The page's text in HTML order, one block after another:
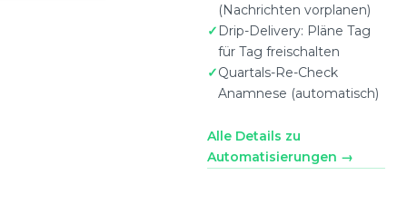
(Nachrichten vorplanen)
Drip-Delivery: Pläne Tag
für Tag freischalten
Quartals-Re-Check
Anamnese (automatisch)
Alle Details zu
Automatisierungen →